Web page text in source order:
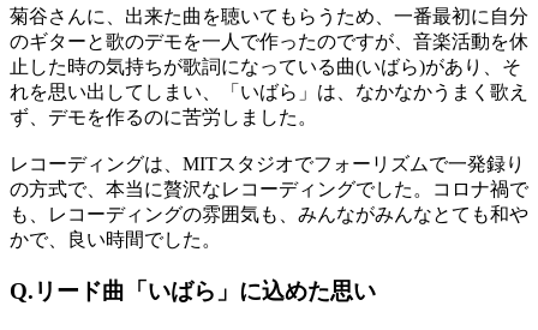
菊谷さんに、出来た曲を聴いてもらうため、一番最初に自分
のギターと歌のデモを一人で作ったのですが、音楽活動を休
止した時の気持ちが歌詞になっている曲(いばら)があり、そ
れを思い出してしまい、「いばら」は、なかなかうまく歌え
ず、デモを作るのに苦労しました。
レコーディングは、MITスタジオでフォーリズムで一発録り
の方式で、本当に贅沢なレコーディングでした。コロナ禍で
も、レコーディングの雰囲気も、みんながみんなとても和や
かで、良い時間でした。
Q.リード曲「いばら」に込めた思い